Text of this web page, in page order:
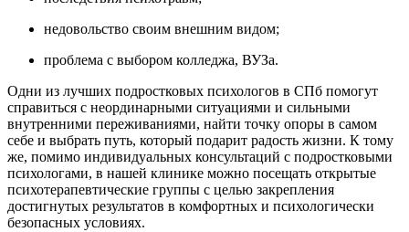
недовольство своим внешним видом;
проблема с выбором колледжа, ВУЗа.
Одни из лучших подростковых психологов в СПб помогут
справиться с неординарными ситуациями и сильными
внутренними переживаниями, найти точку опоры в самом
себе и выбрать путь, который подарит радость жизни. К тому
же, помимо индивидуальных консультаций с подростковыми
психологами, в нашей клинике можно посещать открытые
психотерапевтические группы с целью закрепления
достигнутых результатов в комфортных и психологически
безопасных условиях.